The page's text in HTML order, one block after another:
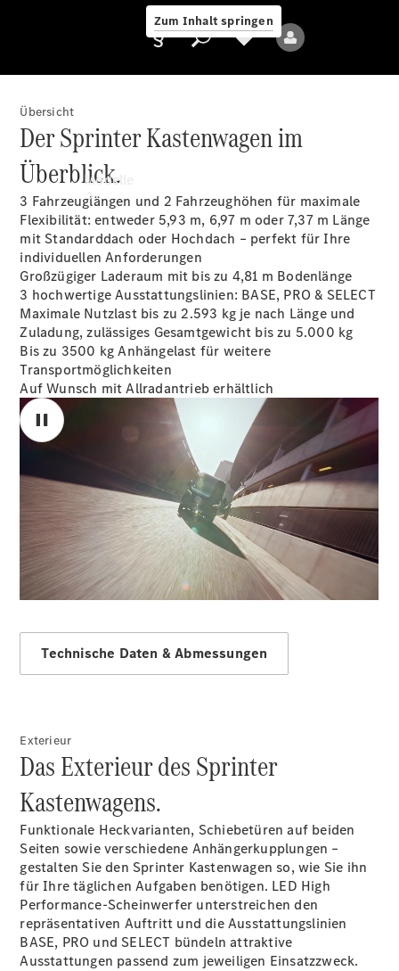
Zum Inhalt springen
Anbieter/Datenschutz
Modelle
Alle Modelle
Elektromodelle
Alle
Sprinter
Sprinter
Kastenwagen
Sprinter
Fahrgestell
Sprinter
Pritschenwagen
Konfigurator
Probefahrt
Mercedes-
Benz Store
Vito
Übersicht
Der Sprinter Kastenwagen im
Überblick.
3 Fahrzeuglängen und 2 Fahrzeughöhen für maximale
Flexibilität: entweder 5,93 m, 6,97 m oder 7,37 m Länge
mit Standarddach oder Hochdach – perfekt für Ihre
individuellen Anforderungen
Großzügiger Laderaum mit bis zu 4,81 m Bodenlänge
3 hochwertige Ausstattungslinien: BASE, PRO & SELECT
Maximale Nutzlast bis zu 2.593 kg je nach Länge und
Zuladung, zulässiges Gesamtgewicht bis zu 5.000 kg
Bis zu 3500 kgAnhängelast für weitere
Transportmöglichkeiten
Auf Wunsch mit Allradantrieb erhältlich
00:00 / 00:00
Technische Daten & Abmessungen
Exterieur
Das Exterieur des Sprinter
Kastenwagens.
Funktionale Heckvarianten, Schiebetüren auf beiden
Seiten sowie verschiedene Anhängerkupplungen –
gestalten Sie den Sprinter Kastenwagen so, wie Sie ihn
für Ihre täglichen Aufgaben benötigen. LED High
Performance-Scheinwerfer unterstreichen den
repräsentativen Auftritt und die Ausstattungslinien
BASE, PRO und SELECT bündeln attraktive
Ausstattungen passend zum jeweiligen Einsatzzweck.